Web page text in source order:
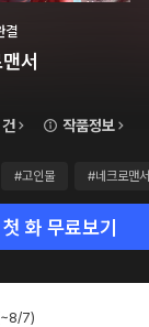
결
서
작품정보
#고인물 #네크로맨서
첫 화 무료보기
7)